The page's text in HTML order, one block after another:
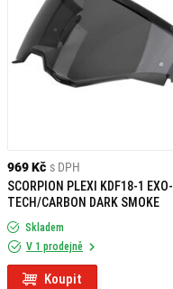
969 Kč s DPH
SCORPION PLEXI KDF18-1 EXO-
TECH/CARBON DARK SMOKE
Skladem
V 1 prodejně
Koupit